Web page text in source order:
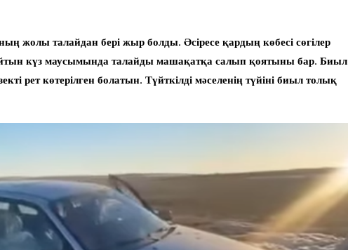
жолы талайдан бері жыр болды. Әсіресе қардың көбесі сөгілер
күз маусымында талайды машақатқа салып қоятыны бар. Биыл
рет көтерілген болатын. Түйткілді мәселенің түйіні биыл толық